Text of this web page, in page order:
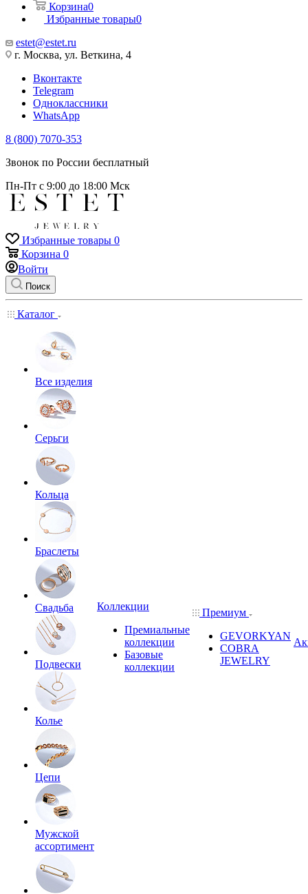
Корзина0
Избранные товары0
estet@estet.ru
г. Москва, ул. Веткина, 4
Вконтакте
Telegram
Одноклассники
WhatsApp
8 (800) 7070-353
Звонок по России бесплатный
Пн-Пт с 9:00 до 18:00 Мск
Избранные товары 0
Корзина 0
Войти
Поиск
Каталог
Все изделия
Серьги
Кольца
Браслеты
Свадьба
Подвески
Колье
Цепи
Мужской
ассортимент
Коллекции
Премиальные
коллекции
Базовые
коллекции
Премиум
GEVORKYAN
COBRA
JEWELRY